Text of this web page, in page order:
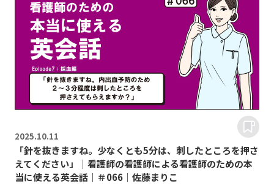
2025.10.11
「針を抜きますね。少なくとも5分は、刺したところを押さ
えてください」｜看護師の看護師による看護師のための本
当に使える英会話｜＃066｜佐藤まりこ